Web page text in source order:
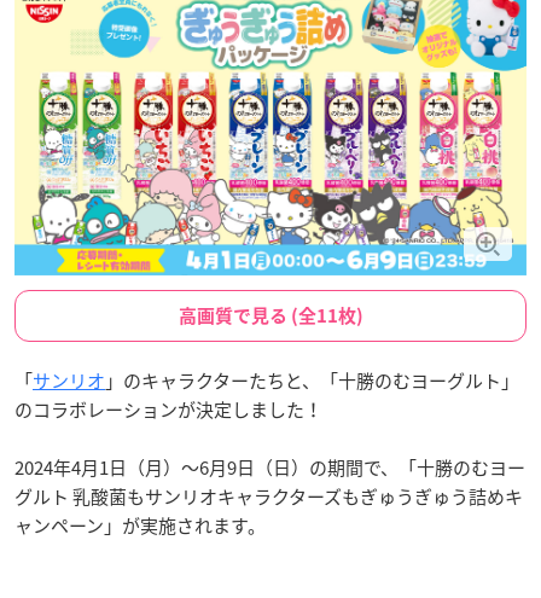
高画質で見る (全11枚)
「サンリオ 」のキャラクターたちと、「十勝のむヨーグルト」
のコラボレーションが決定しました！
2024年4月1日（月）～6月9日（日）の期間で、「十勝のむヨー
グルト 乳酸菌もサンリオキャラクターズもぎゅうぎゅう詰めキ
ャンペーン」が実施されます。